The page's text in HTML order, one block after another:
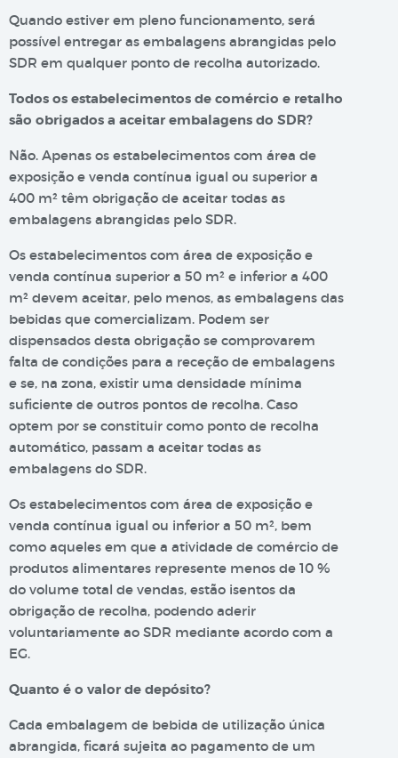
Quando estiver em pleno funcionamento, será
possível entregar as embalagens abrangidas pelo
SDR em qualquer ponto de recolha autorizado.
Todos os estabelecimentos de comércio e retalho
são obrigados a aceitar embalagens do SDR?
Não. Apenas os estabelecimentos com área de
exposição e venda contínua igual ou superior a
400 m² têm obrigação de aceitar todas as
embalagens abrangidas pelo SDR.
Os estabelecimentos com área de exposição e
venda contínua superior a 50 m² e inferior a 400
m² devem aceitar, pelo menos, as embalagens das
bebidas que comercializam. Podem ser
dispensados desta obrigação se comprovarem
falta de condições para a receção de embalagens
e se, na zona, existir uma densidade mínima
suficiente de outros pontos de recolha. Caso
optem por se constituir como ponto de recolha
automático, passam a aceitar todas as
embalagens do SDR.
Os estabelecimentos com área de exposição e
venda contínua igual ou inferior a 50 m², bem
como aqueles em que a atividade de comércio de
produtos alimentares represente menos de 10 %
do volume total de vendas, estão isentos da
obrigação de recolha, podendo aderir
voluntariamente ao SDR mediante acordo com a
EG.
Quanto é o valor de depósito?
Cada embalagem de bebida de utilização única
abrangida, ficará sujeita ao pagamento de um